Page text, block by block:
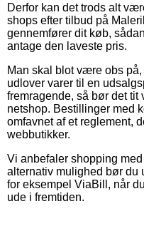
Derfor kan det trods alt
shops efter tilbud på
gennemfører dit køb,
antage den laveste pris.
Man skal blot være obs
udlover varer til en
fremragende, så bør det
netshop. Bestillinger med
omfavnet af et reglement,
webbutikker.
Vi anbefaler shopping
alternativ mulighed bør du
for eksempel ViaBill, når
ude i fremtiden.